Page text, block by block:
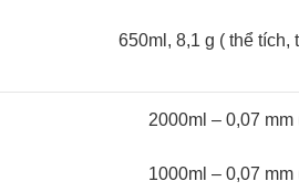
650ml, 8,1 g ( thể tích,
2000ml – 0,07 mm
1000ml – 0,07 mm